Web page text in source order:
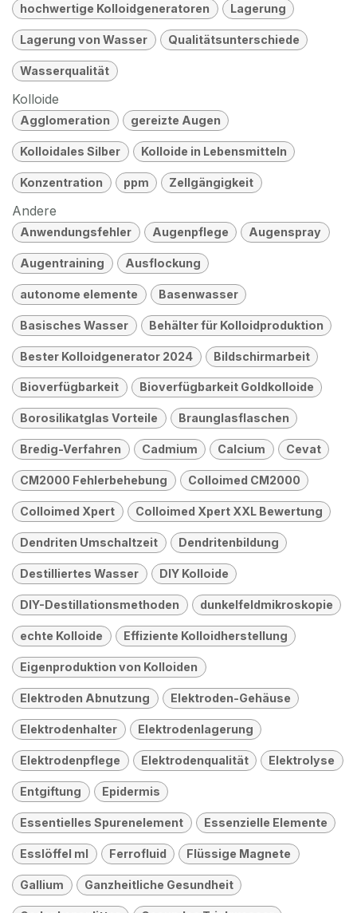
hochwertige Kolloidgeneratoren Lagerung
Lagerung von Wasser Qualitätsunterschiede
Wasserqualität
Kolloide
Agglomeration gereizte Augen
Kolloidales Silber Kolloide in Lebensmitteln
Konzentration ppm Zellgängigkeit
Andere
Anwendungsfehler Augenpflege Augenspray
Augentraining Ausflockung
autonome elemente Basenwasser
Basisches Wasser Behälter für Kolloidproduktion
Bester Kolloidgenerator 2024 Bildschirmarbeit
Bioverfügbarkeit Bioverfügbarkeit Goldkolloide
Borosilikatglas Vorteile Braunglasflaschen
Bredig-Verfahren Cadmium Calcium Cevat
CM2000 Fehlerbehebung Colloimed CM2000
Colloimed Xpert Colloimed Xpert XXL Bewertung
Dendriten Umschaltzeit Dendritenbildung
Destilliertes Wasser DIY Kolloide
DIY-Destillationsmethoden dunkelfeldmikroskopie
echte Kolloide Effiziente Kolloidherstellung
Eigenproduktion von Kolloiden
Elektroden Abnutzung Elektroden-Gehäuse
Elektrodenhalter Elektrodenlagerung
Elektrodenpflege Elektrodenqualität Elektrolyse
Entgiftung Epidermis
Essentielles Spurenelement Essenzielle Elemente
Esslöffel ml Ferrofluid Flüssige Magnete
Gallium Ganzheitliche Gesundheit